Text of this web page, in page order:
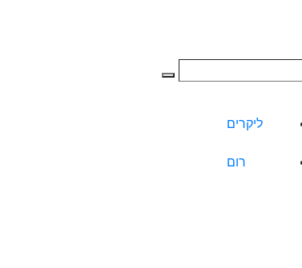
ליקרים
רום